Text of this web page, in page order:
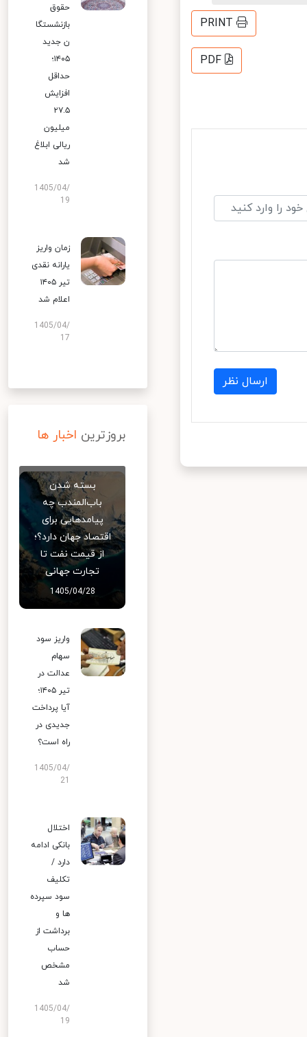
PRINT
PDF
ارسال نظر
حقوق
بازنشستگا
ن جدید
۱۴۰۵؛
حداقل
افزایش
۲۷.۵
میلیون
ریالی ابلاغ
شد
1405/04/
19
زمان واریز
یارانه نقدی
تیر ۱۴۰۵
اعلام شد
1405/04/
17
بروزترین اخبار ها
بسته شدن
باب‌المندب چه
پیامدهایی برای
اقتصاد جهان دارد؟؛
از قیمت نفت تا
تجارت جهانی
1405/04/28
واریز سود
سهام
عدالت در
تیر ۱۴۰۵؛
آیا پرداخت
جدیدی در
راه است؟
1405/04/
اختلال
بانکی ادامه
دارد /
تکلیف
سود سپرده
ها و
برداشت از
حساب
مشخص
شد
1405/04/
19